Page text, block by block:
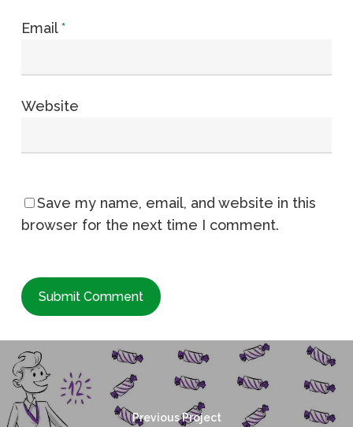
Email*
Website
Save my name, email, and website in this
browser for the next time I comment.
Previous Project